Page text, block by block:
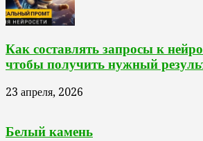
Как составлять запросы к
чтобы получить нужный
23 апреля, 2026
Белый камень